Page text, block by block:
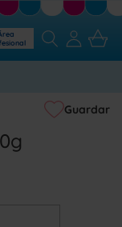
Guardar